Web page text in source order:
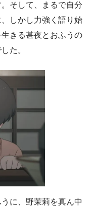
そして、まるで自分
しかし力強く語り始
きる甚夜とおふうの
た。
に、野茉莉を真ん中